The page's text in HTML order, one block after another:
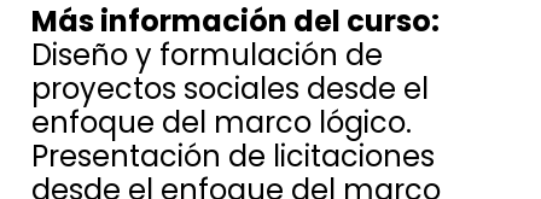
Más información del curso:
Diseño y formulación de
proyectos sociales desde el
enfoque del marco lógico.
Presentación de licitaciones
desde el enfoque del marco